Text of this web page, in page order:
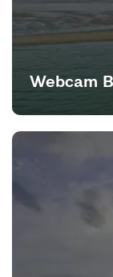
Webcam